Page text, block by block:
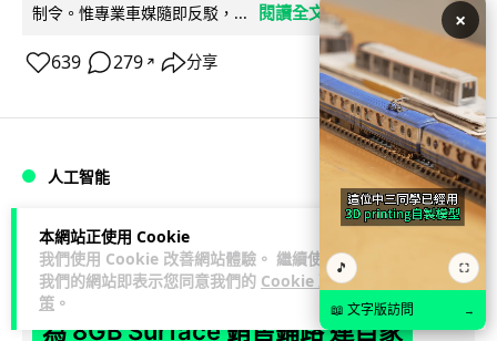
本網站正使用 Cookie
我們使用 Cookie 改善網站體驗。 繼續使用
我們的網站即表示您同意我們的 Cookie 政
策 。
制令。惟專業車媒隨即反駁，...
閱讀全文
639 279 ↗ 分享
人工智能
Lawton 2 日
微軟刪走 32GB RAM 遊戲建議 分析:
為 8GB Surface 銷售鋪路 連自家
×
🎵 ⛶
📖 文字版訪問 →